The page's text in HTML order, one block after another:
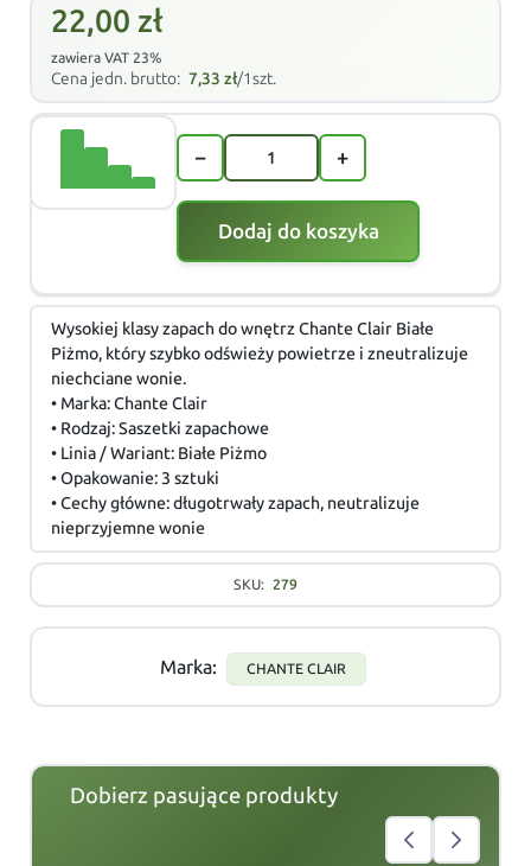
22,00 zł
zawiera VAT 23%
Cena jedn. brutto: 7,33zł/1szt.
− +
Dodaj do koszyka
Wysokiej klasy zapach do wnętrz Chante Clair Białe
Piżmo, który szybko odświeży powietrze i zneutralizuje
niechciane wonie.
• Marka: Chante Clair
• Rodzaj: Saszetki zapachowe
• Linia / Wariant: Białe Piżmo
• Opakowanie: 3 sztuki
• Cechy główne: długotrwały zapach, neutralizuje
nieprzyjemne wonie
SKU: 279
Marka: CHANTE CLAIR
Dobierz pasujące produkty